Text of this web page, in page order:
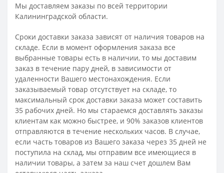
Мы доставляем заказы по всей территории
Калининградской области.
Сроки доставки заказа зависят от наличия товаров на
складе. Если в момент оформления заказа все
выбранные товары есть в наличии, то мы доставим
заказ в течение пару дней, в зависимости от
удаленности Вашего местонахождения. Если
заказываемый товар отсутствует на складе, то
максимальный срок доставки заказа может составить
35 рабочих дней. Но мы стараемся доставлять заказы
клиентам как можно быстрее, и 90% заказов клиентов
отправляются в течение нескольких часов. В случае,
если часть товаров из Вашего заказа через 35 дней не
поступила на склад, мы отправим все имеющиеся в
наличии товары, а затем за наш счет дошлем Вам